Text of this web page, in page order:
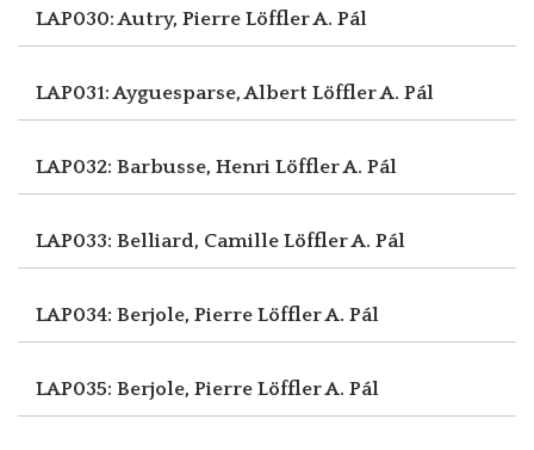
LAP030: Autry, Pierre Löffler A. Pál
LAP031: Ayguesparse, Albert Löffler A. Pál
LAP032: Barbusse, Henri Löffler A. Pál
LAP033: Belliard, Camille Löffler A. Pál
LAP034: Berjole, Pierre Löffler A. Pál
LAP035: Berjole, Pierre Löffler A. Pál